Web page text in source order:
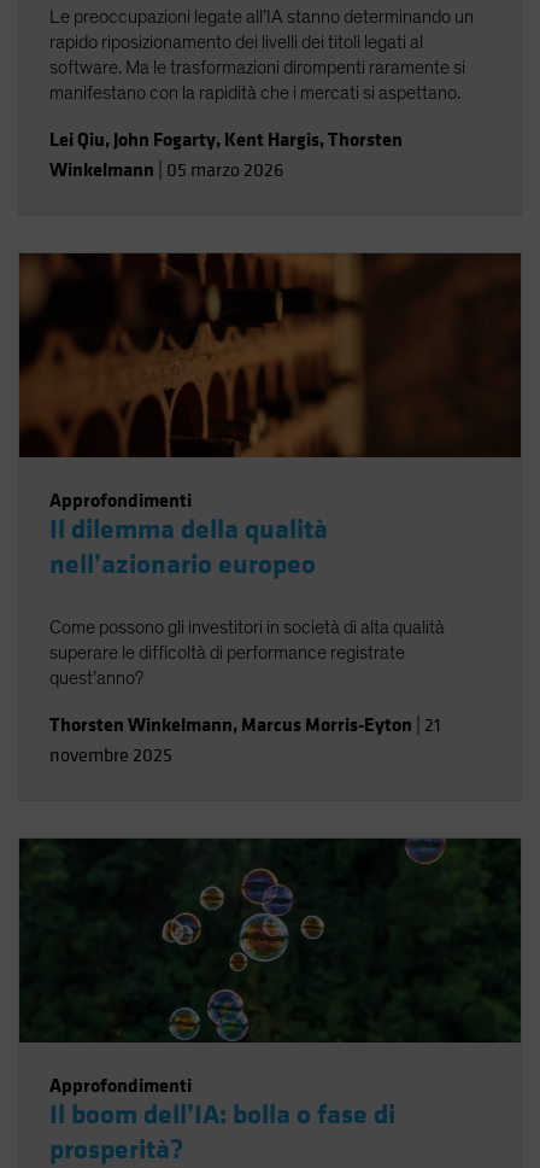
Le preoccupazioni legate all’IA stanno determinando un
rapido riposizionamento dei livelli dei titoli legati al
software. Ma le trasformazioni dirompenti raramente si
manifestano con la rapidità che i mercati si aspettano.
Lei Qiu, John Fogarty, Kent Hargis,Thorsten
Winkelmann 05 marzo 2026
Approfondimenti
Il dilemma della qualità
nell’azionario europeo
Come possono gli investitori in società di alta qualità
superare le difficoltà di performance registrate
quest’anno?
Thorsten Winkelmann, Marcus Morris-Eyton 21
novembre 2025
Approfondimenti
Il boom dell’IA: bolla o fase di
prosperità?